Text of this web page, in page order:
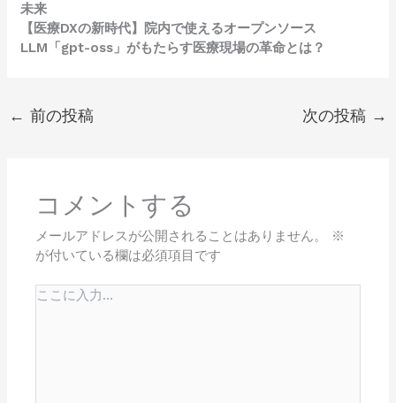
未来
【医療DXの新時代】院内で使えるオープンソース
LLM「gpt-oss」がもたらす医療現場の革命とは？
← 前の投稿 次の投稿 →
コメントする
メールアドレスが公開されることはありません。
※
が付いている欄は必須項目です
こ